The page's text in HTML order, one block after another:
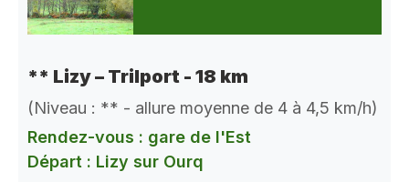
** Lizy – Trilport - 18 km
(Niveau : ** - allure moyenne de 4 à 4,5 km/h)
Rendez-vous : gare de l'Est
Départ : Lizy sur Ourq